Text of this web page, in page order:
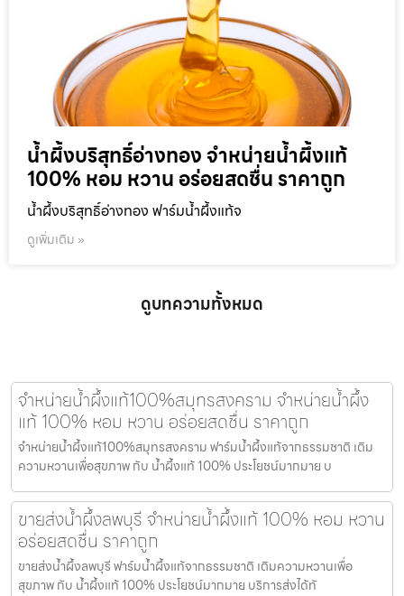
น้ำผึ้งบริสุทธิ์อ่างทอง จำหน่ายน้ำผึ้งแท้
100% หอม หวาน อร่อยสดชื่น ราคาถูก
น้ำผึ้งบริสุทธิ์อ่างทอง ฟาร์มน้ำผึ้งแท้จ
ดูเพิ่มเติม »
ดูบทความทั้งหมด
จำหน่ายน้ำผึ้งแท้100%สมุทรสงคราม จำหน่ายน้ำผึ้ง
แท้ 100% หอม หวาน อร่อยสดชื่น ราคาถูก
จำหน่ายน้ำผึ้งแท้100%สมุทรสงคราม ฟาร์มน้ำผึ้งแท้จากธรรมชาติ เติม
ความหวานเพื่อสุขภาพ กับ น้ำผึ้งแท้ 100% ประโยชน์มากมาย บ
ขายส่งน้ำผึ้งลพบุรี จำหน่ายน้ำผึ้งแท้ 100% หอม หวาน
อร่อยสดชื่น ราคาถูก
ขายส่งน้ำผึ้งลพบุรี ฟาร์มน้ำผึ้งแท้จากธรรมชาติ เติมความหวานเพื่อ
สุขภาพ กับ น้ำผึ้งแท้ 100% ประโยชน์มากมาย บริการส่งได้ทั